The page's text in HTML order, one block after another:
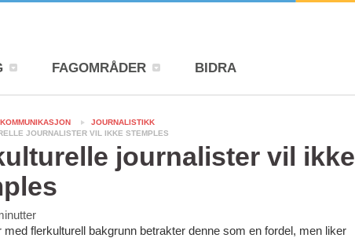
FAGOMRÅDER BIDRA
JOURNALISTIKK
JOURNALISTER VIL IKKE STEMPLES
journalister vil ikke
med flerkulturell bakgrunn betrakter denne som en fordel, men liker